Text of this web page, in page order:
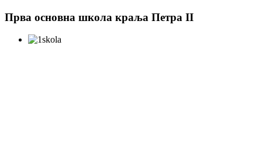
Прва основна школа краља Петра II